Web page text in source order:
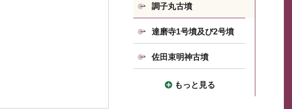
調子丸古墳
達磨寺1号墳及び2号墳
佐田束明神古墳
もっと見る